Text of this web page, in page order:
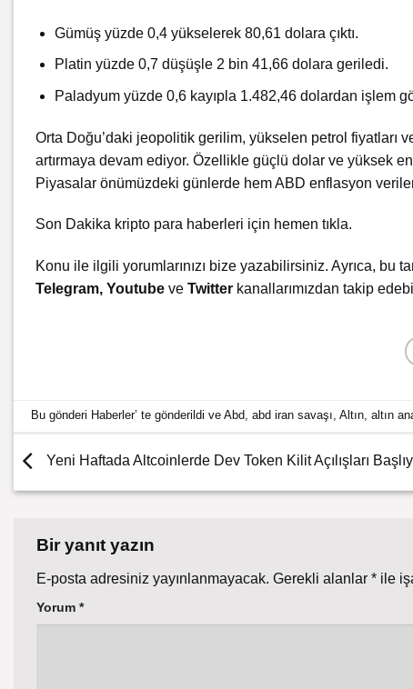
Gümüş yüzde 0,4 yükselerek 80,61 dolara çıktı.
Platin yüzde 0,7 düşüşle 2 bin 41,66 dolara geriledi.
Paladyum yüzde 0,6 kayıpla 1.482,46 dolardan işlem
Orta Doğu’daki jeopolitik gerilim, yükselen petrol fiyatları
artırmaya devam ediyor. Özellikle güçlü dolar ve yüksek
Piyasalar önümüzdeki günlerde hem ABD enflasyon
Son Dakika kripto para haberleri için hemen tıkla.
Konu ile ilgili yorumlarınızı bize yazabilirsiniz. Ayrıca,
Telegram, Youtube ve Twitter kanallarımızdan takip
Bu gönderi Haberler’ te gönderildi veAbd,abd iran savaşı,Altın,altın
Yeni Haftada Altcoinlerde Dev Token Kilit Açılışları
Bir yanıt yazın
E-posta adresiniz yayınlanmayacak. Gerekli alanlar * ile
Yorum *